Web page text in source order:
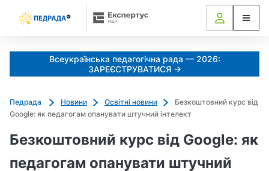
Всеукраїнська педагогічна рада — 2026:
ЗАРЕЄСТРУВАТИСЯ →
Педрада Новини Освітні новини
Безкоштовний курс від
Google: як педагогам опанувати штучний інтелект
Безкоштовний курс від Google: як
педагогам опанувати штучний